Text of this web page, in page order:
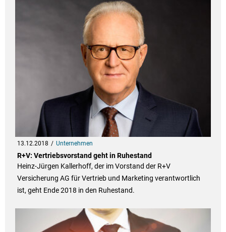
13.12.2018 Unternehmen
R+V: Vertriebsvorstand geht in Ruhestand
Heinz-Jürgen Kallerhoff, der im Vorstand der R+V
Versicherung AG für Vertrieb und Marketing verantwortlich
ist, geht Ende 2018 in den Ruhestand.